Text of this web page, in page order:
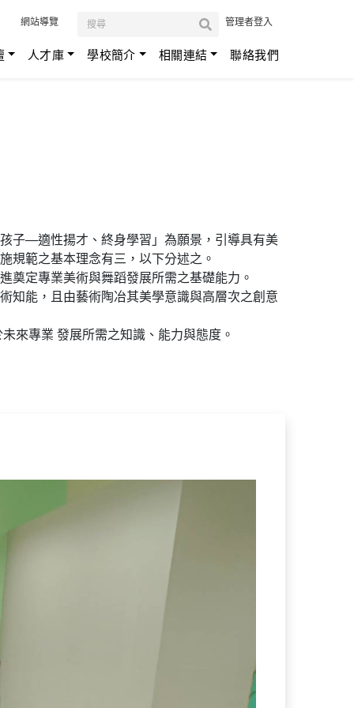
網站導覽 管理者登入
人才庫 學校簡介 相關連結 聯絡我們
子—適性揚才、終身學習」為願景，引導具有美
規範之基本理念有三，以下分述之。
奠定專業美術與舞蹈發展所需之基礎能力。
知能，且由藝術陶冶其美學意識與高層次之創意
來專業 發展所需之知識、能力與態度。